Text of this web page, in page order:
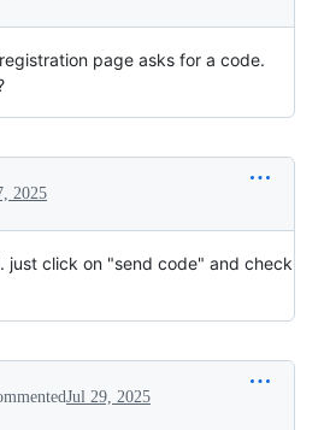
page asks for a code.
2025
just click on "send code" and check
Jul 29, 2025